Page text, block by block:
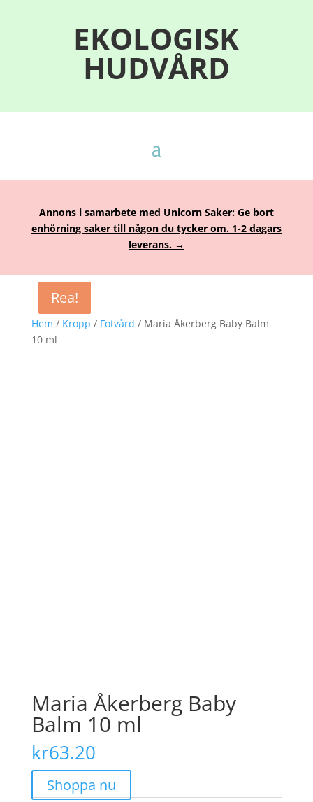
EKOLOGISK
HUDVÅRD
Annons i samarbete med Unicorn Saker: Ge bort
enhörning saker till någon du tycker om. 1-2 dagars
leverans. →
Hem / Kropp / Fotvård / Maria Åkerberg Baby Balm
10 ml
Maria Åkerberg Baby
Balm 10 ml
kr63.20
Shoppa nu
Rea!
Rea!
Rea!